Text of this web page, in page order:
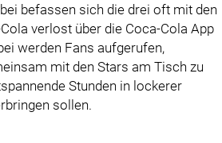
befassen sich die drei oft mit den
verlost über die Coca-Cola App
werden Fans aufgerufen,
mit den Stars am Tisch zu
Stunden in lockerer
sollen.